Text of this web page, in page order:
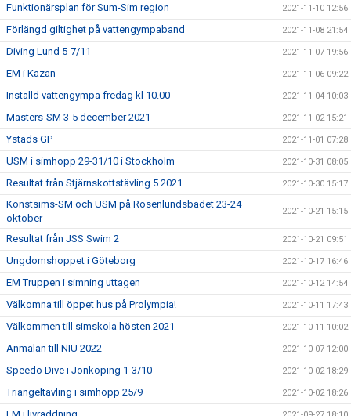
Funktionärsplan för Sum-Sim region 2021-11-10 12:56
Förlängd giltighet på vattengympaband 2021-11-08 21:54
Diving Lund 5-7/11 2021-11-07 19:56
EM i Kazan 2021-11-06 09:22
Inställd vattengympa fredag kl 10.00 2021-11-04 10:03
Masters-SM 3-5 december 2021 2021-11-02 15:21
Ystads GP 2021-11-01 07:28
USM i simhopp 29-31/10 i Stockholm 2021-10-31 08:05
Resultat från Stjärnskottstävling 5 2021 2021-10-30 15:17
Konstsims-SM och USM på Rosenlundsbadet 23-24
oktober
2021-10-21 15:15
Resultat från JSS Swim 2 2021-10-21 09:51
Ungdomshoppet i Göteborg 2021-10-17 16:46
EM Truppen i simning uttagen 2021-10-12 14:54
Välkomna till öppet hus på Prolympia! 2021-10-11 17:43
Välkommen till simskola hösten 2021 2021-10-11 10:02
Anmälan till NIU 2022 2021-10-07 12:00
Speedo Dive i Jönköping 1-3/10 2021-10-02 18:29
Triangeltävling i simhopp 25/9 2021-10-02 18:26